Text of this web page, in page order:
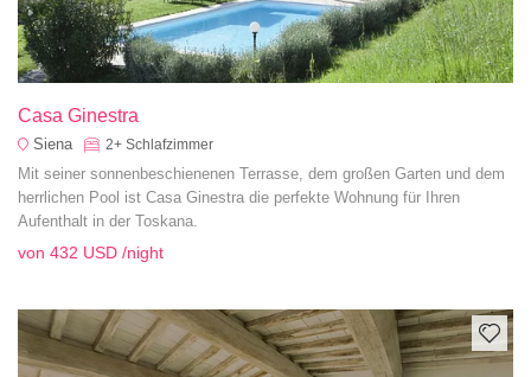
Casa Ginestra
Siena 2+ Schlafzimmer
Mit seiner sonnenbeschienenen Terrasse, dem großen Garten und dem
herrlichen Pool ist Casa Ginestra die perfekte Wohnung für Ihren
Aufenthalt in der Toskana.
von 432 USD /night